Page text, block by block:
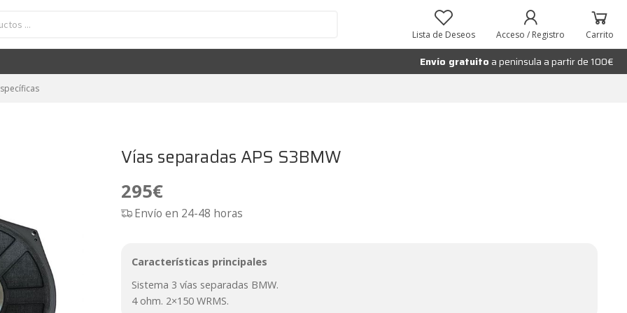
Lista de Deseos Acceso / Registro Carrito
Envío gratuito a peninsula a partir de 100€
Vías separadas APS S3BMW
295€
Envío en 24-48 horas
Características principales
Sistema 3 vías separadas BMW.
4 ohm. 2×150 WRMS.